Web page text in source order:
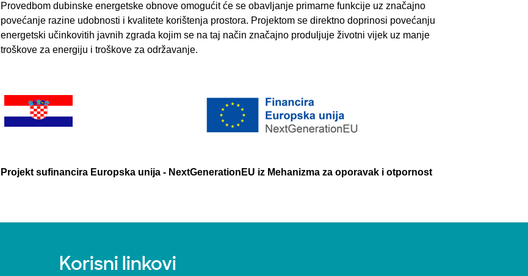
Provedbom dubinske energetske obnove omogućit će se obavljanje primarne funkcije uz značajno
povećanje razine udobnosti i kvalitete korištenja prostora. Projektom se direktno doprinosi povećanju
energetski učinkovitih javnih zgrada kojim se na taj način značajno produljuje životni vijek uz manje
troškove za energiju i troškove za održavanje.
Projekt sufinancira Europska unija - NextGenerationEU iz Mehanizma za oporavak i otpornost
Korisni linkovi